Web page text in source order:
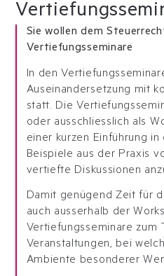
Sie wollen dem
Vertiefungsseminare
In den
Auseinandersetzung mit
statt. Die
oder ausschliesslich als
einer kurzen Einführung
Beispiele aus der Praxis
vertiefte Diskussionen
Damit genügend Zeit für
auch ausserhalb der
Vertiefungsseminare zum
Veranstaltungen, bei
Ambiente besonderer